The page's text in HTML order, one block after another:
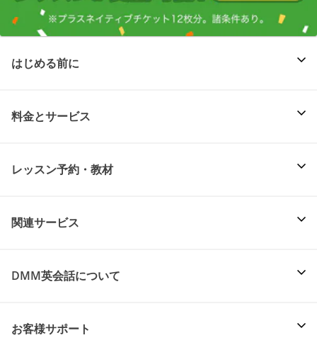
はじめる前に
料金とサービス
レッスン予約・教材
関連サービス
DMM英会話について
お客様サポート